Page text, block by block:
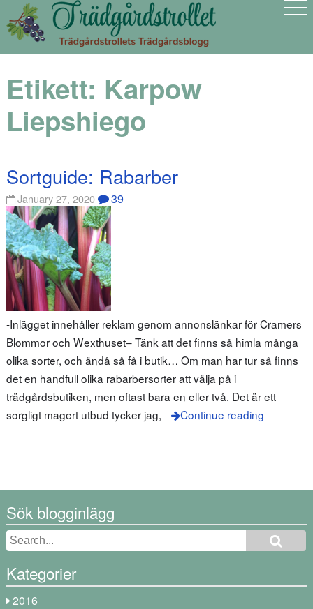
Etikett: Karpow
Liepshiego
Sortguide: Rabarber
January 27, 2020 39
-Inlägget innehåller reklam genom annonslänkar för Cramers
Blommor och Wexthuset– Tänk att det finns så himla många
olika sorter, och ändå så få i butik… Om man har tur så finns
det en handfull olika rabarbersorter att välja på i
trädgårdsbutiken, men oftast bara en eller två. Det är ett
sorgligt magert utbud tycker jag,
Continue reading
Sök blogginlägg
Kategorier
2016